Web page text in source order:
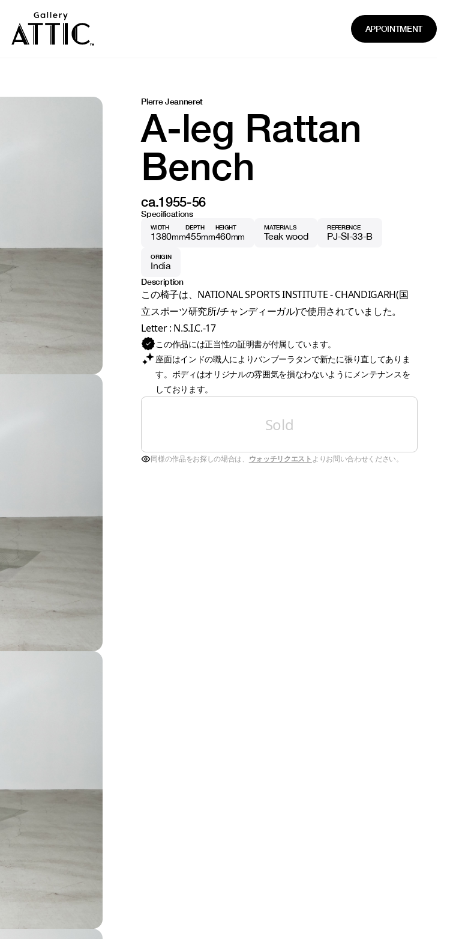
APPOINTMENT
Pierre Jeanneret
A-leg Rattan
Bench
ca.1955-56
Specifications
WIDTH
1380mm
DEPTH
455mm
HEIGHT
460mm
MATERIALS
Teak wood
REFERENCE
PJ-SI-33-B
ORIGIN
India
Description
この椅子は、NATIONAL SPORTS INSTITUTE - CHANDIGARH(国
立スポーツ研究所/チャンディーガル)で使用されていました。
Letter : N.S.I.C.-17
この作品には正当性の証明書が付属しています。
座面はインドの職人によりバンブーラタンで新たに張り直してありま
す。ボディはオリジナルの雰囲気を損なわないようにメンテナンスを
しております。
Sold
同様の作品をお探しの場合は、 ウォッチリクエストよりお問い合わせください。